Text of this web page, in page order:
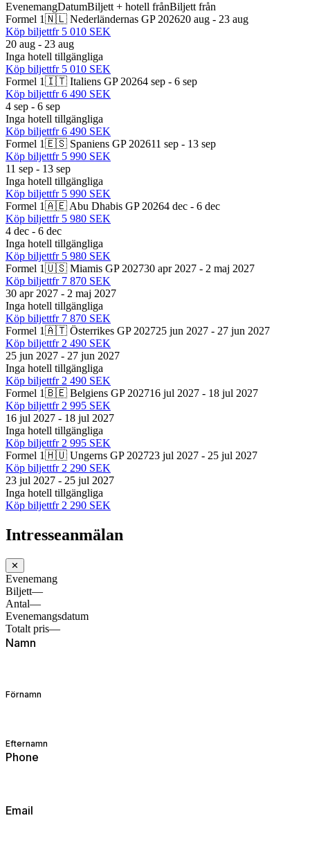
EvenemangDatumBiljett + hotell frånBiljett från
Formel 1🇳🇱 Nederländernas GP 202620 aug - 23 aug
Köp biljettfr 5 010 SEK
20 aug - 23 aug
Inga hotell tillgängliga
Köp biljettfr 5 010 SEK
Formel 1🇮🇹 Italiens GP 20264 sep - 6 sep
Köp biljettfr6 490 SEK
4 sep - 6 sep
Inga hotell tillgängliga
Köp biljettfr6 490 SEK
Formel 1🇪🇸 Spaniens GP 202611 sep - 13 sep
Köp biljettfr 5 990 SEK
11 sep - 13 sep
Inga hotell tillgängliga
Köp biljettfr 5 990 SEK
Formel 1🇦🇪 Abu Dhabis GP 20264 dec - 6 dec
Köp biljettfr 5 980 SEK
4 dec - 6 dec
Inga hotell tillgängliga
Köp biljettfr 5 980 SEK
Formel 1🇺🇸 Miamis GP 202730 apr 2027 - 2 maj 2027
Köp biljettfr 7 870 SEK
30 apr 2027 - 2 maj 2027
Inga hotell tillgängliga
Köp biljettfr 7 870 SEK
Formel 1🇦🇹 Österrikes GP 202725 jun 2027 - 27 jun 2027
Köp biljettfr 2 490 SEK
25 jun 2027 - 27 jun 2027
Inga hotell tillgängliga
Köp biljettfr 2 490 SEK
Formel 1🇧🇪 Belgiens GP 202716 jul 2027 - 18 jul 2027
Köp biljettfr 2 995 SEK
16 jul 2027 - 18 jul 2027
Inga hotell tillgängliga
Köp biljettfr 2 995 SEK
Formel 1🇭🇺 Ungerns GP 202723 jul 2027 - 25 jul 2027
Köp biljettfr 2 290 SEK
23 jul 2027 - 25 jul 2027
Inga hotell tillgängliga
Köp biljettfr 2 290 SEK
Intresseanmälan
✕
Evenemang
Biljett—
Antal—
Evenemangsdatum
Totalt pris—
Namn
Förnamn
Efternamn
Phone
Email